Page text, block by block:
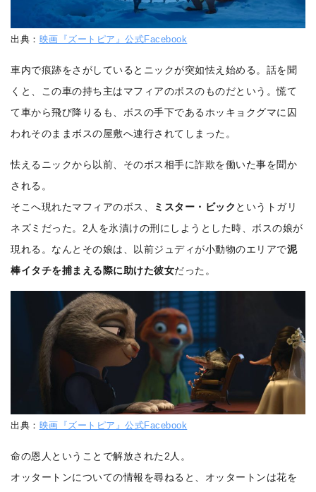
出典： 映画『ズートピア』公式Facebook
車内で痕跡をさがしているとニックが突如怯え始める。話を聞
くと、この車の持ち主はマフィアのボスのものだという。慌て
て車から飛び降りるも、ボスの手下であるホッキョクグマに囚
われそのままボスの屋敷へ連行されてしまった。
怯えるニックから以前、そのボス相手に詐欺を働いた事を聞か
される。
そこへ現れたマフィアのボス、
ミスター・ビック というトガリ
ネズミだった。2人を氷漬けの刑にしようとした時、ボスの娘が
現れる。なんとその娘は、以前ジュディが小動物のエリアで泥
棒イタチを捕まえる際に助けた彼女だった。
出典： 映画『ズートピア』公式Facebook
命の恩人ということで解放された2人。
オッタートンについての情報を尋ねると、オッタートンは花を